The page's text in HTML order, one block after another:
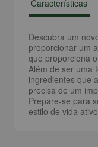
Características
Descubra um
proporcionar um
que proporciona
Além de ser uma
ingredientes que
precisa de um
Prepare-se para
estilo de vida